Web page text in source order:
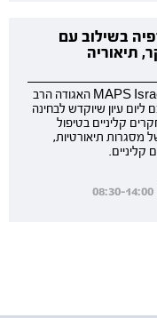
בשילוב עם
תיאוריה
מכון מפרשים לחקר והוראת הפסיכותרפיה ו- MAPS Israel האגודה הרב
עיון שיוקדש לבחינה
קליניים בטיפול
מסגרות תיאורטיות,
קליניים.